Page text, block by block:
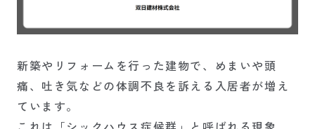
新築やリフォームを行った建物で、めまいや頭
痛、吐き気などの体調不良を訴える入居者が増え
ています。